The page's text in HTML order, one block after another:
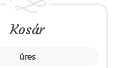
Kosár
üres